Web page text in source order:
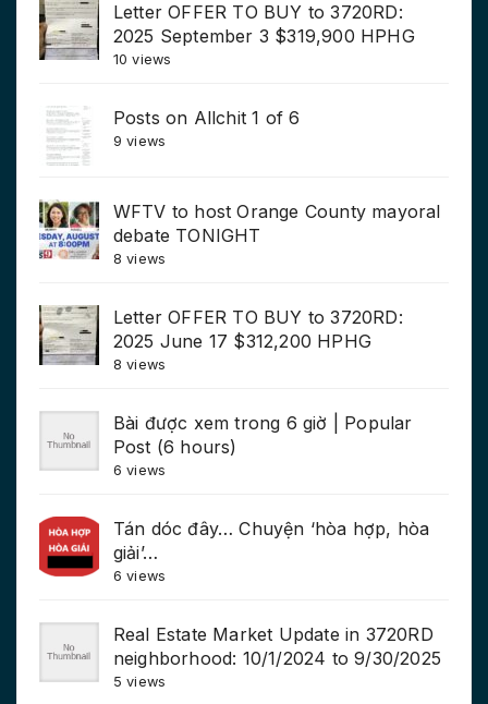
Letter OFFER TO BUY to 3720RD:
2025 September 3 $319,900 HPHG
10 views
Posts on Allchit 1 of 6
9 views
WFTV to host Orange County mayoral
debate TONIGHT
8 views
Letter OFFER TO BUY to 3720RD:
2025 June 17 $312,200 HPHG
8 views
Bài được xem trong 6 giờ | Popular
Post (6 hours)
6 views
Tán dóc đây… Chuyện ‘hòa hợp, hòa
giải’…
6 views
Real Estate Market Update in 3720RD
neighborhood: 10/1/2024 to 9/30/2025
5 views